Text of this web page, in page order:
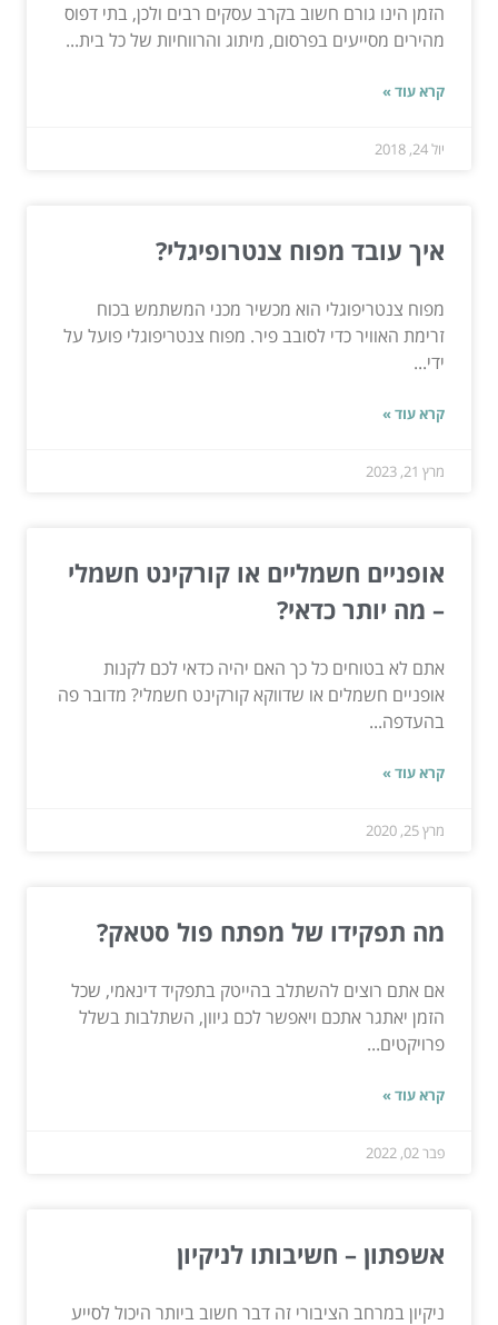
הזמן הינו גורם חשוב בקרב עסקים רבים ולכן, בתי דפוס
מהירים מסייעים בפרסום, מיתוג והרווחיות של כל בית...
קרא עוד »
יול 24, 2018
איך עובד מפוח צנטרופיגלי?
מפוח צנטריפוגלי הוא מכשיר מכני המשתמש בכוח
זרימת האוויר כדי לסובב פיר. מפוח צנטריפוגלי פועל על
ידי...
קרא עוד »
מרץ 21, 2023
אופניים חשמליים או קורקינט חשמלי
– מה יותר כדאי?
אתם לא בטוחים כל כך האם יהיה כדאי לכם לקנות
אופניים חשמלים או שדווקא קורקינט חשמלי? מדובר פה
בהעדפה...
קרא עוד »
מרץ 25, 2020
מה תפקידו של מפתח פול סטאק?
אם אתם רוצים להשתלב בהייטק בתפקיד דינאמי, שכל
הזמן יאתגר אתכם ויאפשר לכם גיוון, השתלבות בשלל
פרויקטים...
קרא עוד »
פבר 02, 2022
אשפתון – חשיבותו לניקיון
ניקיון במרחב הציבורי זה דבר חשוב ביותר היכול לסייע